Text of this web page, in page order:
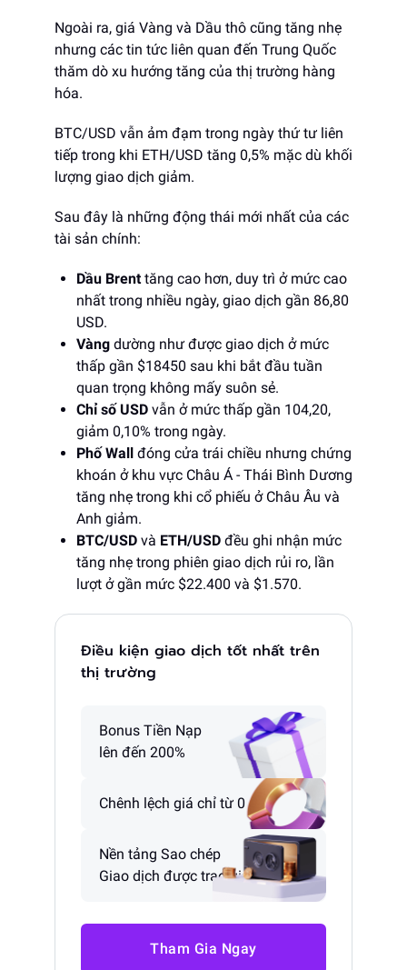
Ngoài ra, giá Vàng và Dầu thô cũng tăng nhẹ
nhưng các tin tức liên quan đến Trung Quốc
thăm dò xu hướng tăng của thị trường hàng
hóa.
BTC/USD vẫn ảm đạm trong ngày thứ tư liên
tiếp trong khi ETH/USD tăng 0,5% mặc dù khối
lượng giao dịch giảm.
Sau đây là những động thái mới nhất của các
tài sản chính:
Dầu Brenttăng cao hơn, duy trì ở mức cao
nhất trong nhiều ngày, giao dịch gần 86,80
USD.
Vàng dường như được giao dịch ở mức
thấp gần $18450 sau khi bắt đầu tuần
quan trọng không mấy suôn sẻ.
Chỉ số USD vẫn ở mức thấp gần 104,20,
giảm 0,10% trong ngày.
Phố Wall
đóng cửa trái chiều nhưng chứng
khoán ở khu vực Châu Á - Thái Bình Dương
tăng nhẹ trong khi cổ phiếu ở Châu Âu và
Anh giảm.
BTC/USD và ETH/USD đều ghi nhận mức
tăng nhẹ trong phiên giao dịch rủi ro, lần
lượt ở gần mức $22.400 và $1.570.
Điều kiện giao dịch tốt nhất trên
thị trường
Bonus Tiền Nạp
lên đến 200%
Chênh lệch giá chỉ từ 0 pip
Nền tảng Sao chép
Giao dịch được trao giải
Tham Gia Ngay